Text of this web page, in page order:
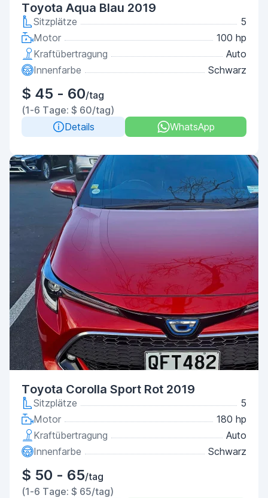
Toyota Aqua Blau 2019
Sitzplätze
5
Motor
100 hp
Kraftübertragung
Auto
Innenfarbe
Schwarz
$ 45 - 60/tag
(1-6 Tage: $ 60/tag)
Details
WhatsApp
Toyota Corolla Sport Rot 2019
Sitzplätze
5
Motor
180 hp
Kraftübertragung
Auto
Innenfarbe
Schwarz
$ 50 - 65/tag
(1-6 Tage: $ 65/tag)